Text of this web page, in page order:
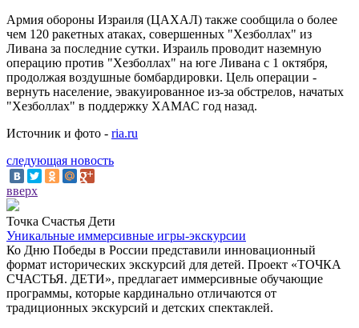
Армия обороны Израиля (ЦАХАЛ) также сообщила о более
чем 120 ракетных атаках, совершенных "Хезболлах" из
Ливана за последние сутки. Израиль проводит наземную
операцию против "Хезболлах" на юге Ливана с 1 октября,
продолжая воздушные бомбардировки. Цель операции -
вернуть население, эвакуированное из-за обстрелов, начатых
"Хезболлах" в поддержку ХАМАС год назад.
Источник и фото - ria.ru
следующая новость
вверх
Точка Счастья Дети
Уникальные иммерсивные игры-экскурсии
Ко Дню Победы в России представили инновационный
формат исторических экскурсий для детей. Проект «ТОЧКА
СЧАСТЬЯ. ДЕТИ», предлагает иммерсивные обучающие
программы, которые кардинально отличаются от
традиционных экскурсий и детских спектаклей.